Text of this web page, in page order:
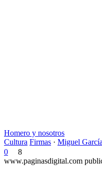
Homero y nosotros
Cultura Firmas · Miguel
0
8
www.paginasdigital.com